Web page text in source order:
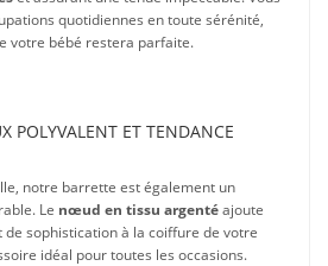
quotidiennes en toute sérénité,
votre bébé restera parfaite.
POLYVALENT ET TENDANCE
notre barrette est également un
Le nœud en tissu argentéajoute
sophistication à la coiffure de votre
idéal pour toutes les occasions.